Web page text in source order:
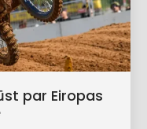
par Eiropas